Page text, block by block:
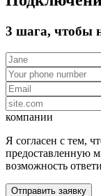
3 шага, чтобы
компании
Я согласен с тем,
предоставленную
возможность